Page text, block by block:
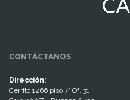
CONTÁCTANOS
Dirección:
Cerrito 1266 piso 7° Of. 31